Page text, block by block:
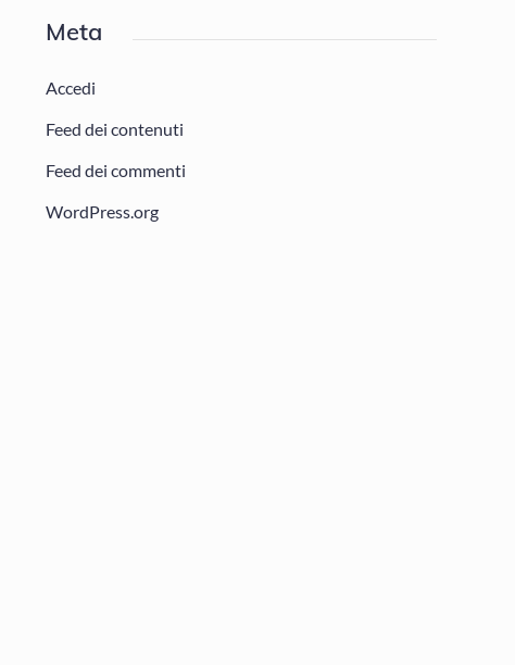
Meta
Accedi
Feed dei contenuti
Feed dei commenti
WordPress.org